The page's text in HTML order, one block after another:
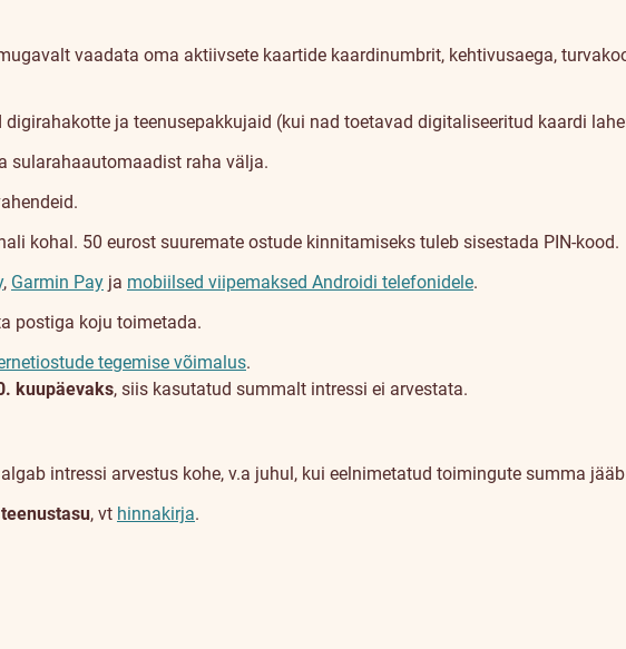
vaadata oma aktiivsete kaartide kaardinumbrit, kehtivusaega,
ja teenusepakkujaid (kui nad toetavad digitaliseeritud kaardi
sularahaautomaadist raha välja.
kohal. 50 eurost suuremate ostude kinnitamiseks tuleb sisestada PIN-kood.
, Garmin Pay ja mobiilsed viipemaksed Androidi telefonidele.
postiga koju toimetada.
tegemise võimalus.
kuupäevaks, siis kasutatud summalt intressi ei arvestata.
intressi arvestus kohe, v.a juhul, kui eelnimetatud toimingute summa
, vt hinnakirja.